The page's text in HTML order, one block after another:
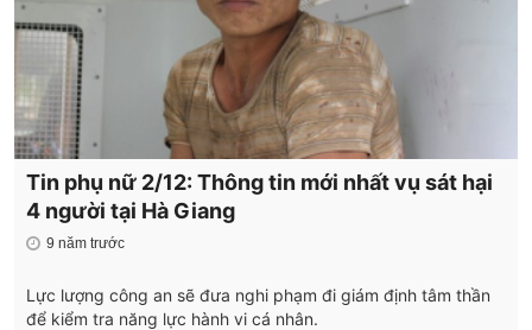
Tin phụ nữ 2/12: Thông tin mới nhất vụ sát hại
4 người tại Hà Giang
9 năm trước
Lực lượng công an sẽ đưa nghi phạm đi giám định tâm thần
để kiểm tra năng lực hành vi cá nhân.